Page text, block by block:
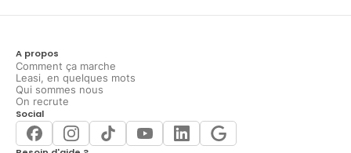
A propos
Comment ça marche
Leasi, en quelques mots
Qui sommes nous
On recrute
Social